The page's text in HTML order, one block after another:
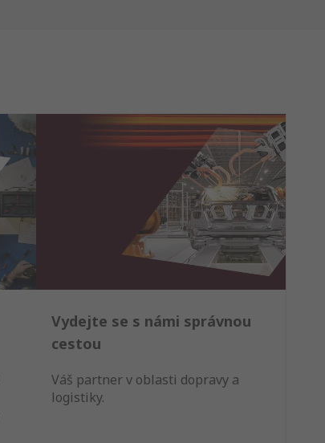
Vydejte se s námi správnou
cestou
Váš partner v oblasti dopravy a
logistiky.